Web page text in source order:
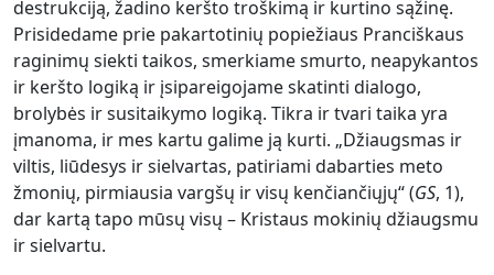
destrukciją, žadino keršto troškimą ir kurtino sąžinę.
Prisidedame prie pakartotinių popiežiaus Pranciškaus
raginimų siekti taikos, smerkiame smurto, ne­apykantos
ir keršto logiką ir įsipareigojame skatinti dialogo,
brolybės ir susitaikymo logiką. Tikra ir tvari taika yra
įmanoma, ir mes kartu galime ją kurti. „Džiaugsmas ir
viltis, liūdesys ir sielvartas, patiriami dabarties meto
žmonių, pirmiausia vargšų ir visų kenčiančiųjų“ (GS, 1),
dar kartą tapo mūsų visų – Kristaus mokinių džiaugsmu
ir sielvartu.